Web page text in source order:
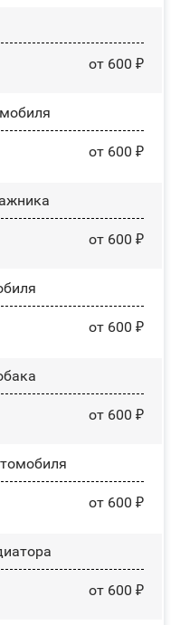
от 600 ₽
от 600 ₽
от 600 ₽
от 600 ₽
от 600 ₽
от 600 ₽
от 600 ₽